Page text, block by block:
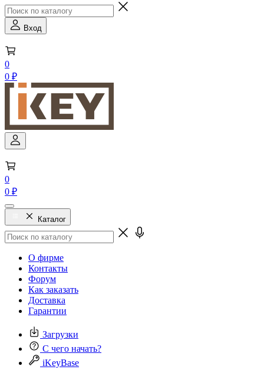
Вход
0
0 ₽
0
0 ₽
Каталог
О фирме
Контакты
Форум
Как заказать
Доставка
Гарантии
Загрузки
С чего начать?
iKeyBase